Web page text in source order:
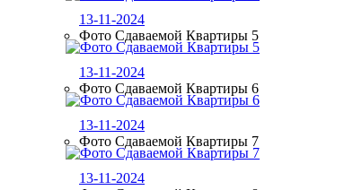
13-11-2024
Фото Сдаваемой Квартиры 5
13-11-2024
Фото Сдаваемой Квартиры 6
13-11-2024
Фото Сдаваемой Квартиры 7
13-11-2024